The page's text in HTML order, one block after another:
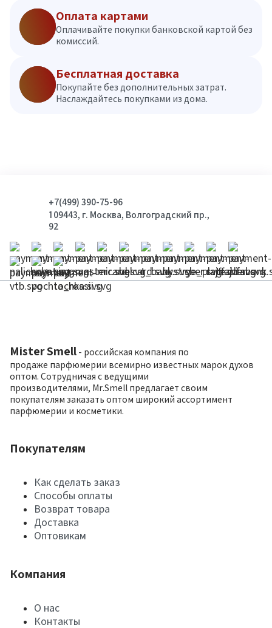
Оплата картами
Оплачивайте покупки банковской картой без
комиссий.
Бесплатная доставка
Покупайте без дополнительных затрат.
Наслаждайтесь покупками из дома.
+7(499) 390-75-96
109443, г. Москва, Волгоградский пр.,
92
Mister Smell - российская компания по
продаже парфюмерии всемирно известных марок духов
оптом. Сотрудничая с ведущими
производителями, Mr.Smell предлагает своим
покупателям заказать оптом широкий ассортимент
парфюмерии и косметики.
Покупателям
Как сделать заказ
Способы оплаты
Возврат товара
Доставка
Оптовикам
Компания
О нас
Контакты